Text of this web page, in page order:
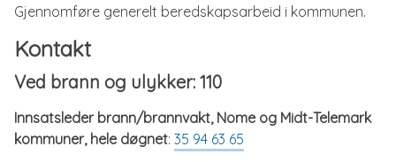
Gjennomføre generelt beredskapsarbeid i kommunen.
Kontakt
Ved brann og ulykker: 110
Innsatsleder brann/brannvakt, Nome og Midt-Telemark
kommuner, hele døgnet: 35 94 63 65